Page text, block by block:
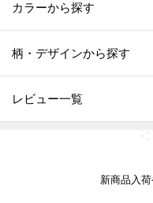
カラーから探す
柄・デザインから探す
レビュー一覧
新商品入